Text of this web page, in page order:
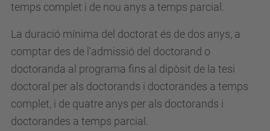
temps complet i de nou anys a temps parcial.
La duració mínima del doctorat és de dos anys, a
comptar des de l'admissió del doctorand o
doctoranda al programa fins al dipòsit de la tesi
doctoral per als doctorands i doctorandes a temps
complet, i de quatre anys per als doctorands i
doctorandes a temps parcial.